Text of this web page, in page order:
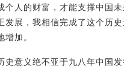
个人的财富，才能支撑中国
发展，我相信完成了这个历
增加。
史意义绝不亚于九八年中国